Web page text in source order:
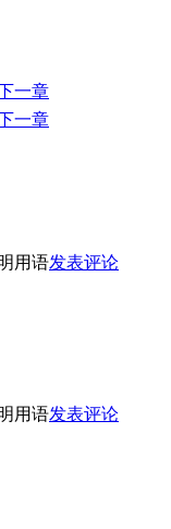
一章
一章
用语发表评论
用语发表评论